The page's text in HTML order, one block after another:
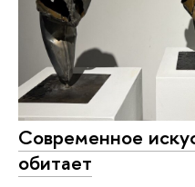
Современное
обитает